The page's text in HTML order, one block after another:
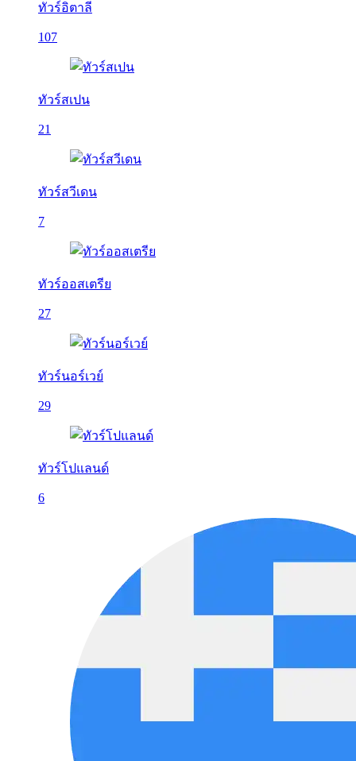
ทัวร์อิตาลี
107
ทัวร์สเปน
21
ทัวร์สวีเดน
7
ทัวร์ออสเตรีย
27
ทัวร์นอร์เวย์
29
ทัวร์โปแลนด์
6